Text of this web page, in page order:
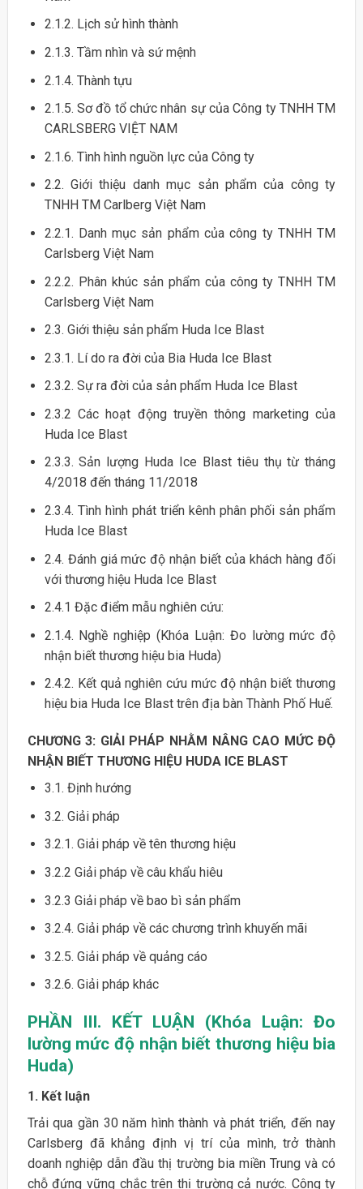
2.1.2. Lịch sử hình thành
2.1.3. Tầm nhìn và sứ mệnh
2.1.4. Thành tựu
2.1.5. Sơ đồ tổ chức nhân sự của Công ty TNHH TM
CARLSBERG VIỆT NAM
2.1.6. Tình hình nguồn lực của Công ty
2.2. Giới thiệu danh mục sản phẩm của công ty
TNHH TM Carlberg Việt Nam
2.2.1. Danh mục sản phẩm của công ty TNHH TM
Carlsberg Việt Nam
2.2.2. Phân khúc sản phẩm của công ty TNHH TM
Carlsberg Việt Nam
2.3. Giới thiệu sản phẩm Huda Ice Blast
2.3.1. Lí do ra đời của Bia Huda Ice Blast
2.3.2. Sự ra đời của sản phẩm Huda Ice Blast
2.3.2 Các hoạt động truyền thông marketing của
Huda Ice Blast
2.3.3. Sản lượng Huda Ice Blast tiêu thụ từ tháng
4/2018 đến tháng 11/2018
2.3.4. Tình hình phát triển kênh phân phối sản phẩm
Huda Ice Blast
2.4. Đánh giá mức độ nhận biết của khách hàng đối
với thương hiệu Huda Ice Blast
2.4.1 Đặc điểm mẫu nghiên cứu:
2.1.4. Nghề nghiệp (Khóa Luận: Đo lường mức độ
nhận biết thương hiệu bia Huda)
2.4.2. Kết quả nghiên cứu mức độ nhận biết thương
hiệu bia Huda Ice Blast trên địa bàn Thành Phố Huế.
CHƯƠNG 3: GIẢI PHÁP NHẰM NÂNG CAO MỨC ĐỘ
NHẬN BIẾT THƯƠNG HIỆU HUDA ICE BLAST
3.1. Định hướng
3.2. Giải pháp
3.2.1. Giải pháp về tên thương hiệu
3.2.2 Giải pháp về câu khẩu hiêu
3.2.3 Giải pháp về bao bì sản phẩm
3.2.4. Giải pháp về các chương trình khuyến mãi
3.2.5. Giải pháp về quảng cáo
3.2.6. Giải pháp khác
PHẦN III. KẾT LUẬN (Khóa Luận: Đo
lường mức độ nhận biết thương hiệu bia
Huda)
1. Kết luận
Trải qua gần 30 năm hình thành và phát triển, đến nay
Carlsberg đã khẳng định vị trí của mình, trở thành
doanh nghiệp dẫn đầu thị trường bia miền Trung và có
chỗ đứng vững chắc trên thị trường cả nước. Công ty